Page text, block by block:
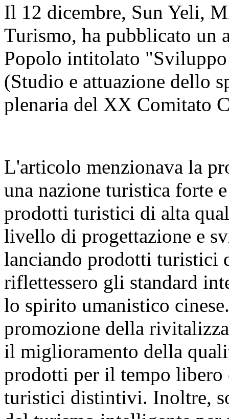
Il 12 dicembre, Sun Yeli,
Turismo, ha pubblicato un
Popolo intitolato
(Studio e attuazione dello
plenaria del XX Comitato
L'articolo menzionava la
una nazione turistica forte
prodotti turistici di alta
livello di progettazione e
lanciando prodotti turistici
riflettessero gli standard
lo spirito umanistico
promozione della
il miglioramento della
prodotti per il tempo libero
turistici distintivi. Inoltre,